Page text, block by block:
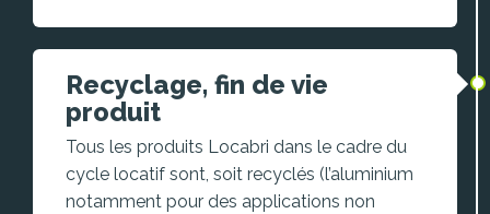
Recyclage, fin de vie
produit
Tous les produits Locabri dans le cadre du
cycle locatif sont, soit recyclés (l’aluminium
notamment pour des applications non